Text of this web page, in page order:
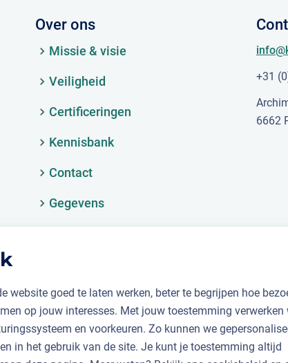
website goed te laten werken, beter te begrijpen hoe
op jouw interesses. Met jouw toestemming verwerken
en voorkeuren. Zo kunnen we
in het gebruik van de site. Je kunt je toestemming altijd
Over ons
Missie & visie
Veiligheid
Certificeringen
Kennisbank
Contact
Gegevens
+31
6662